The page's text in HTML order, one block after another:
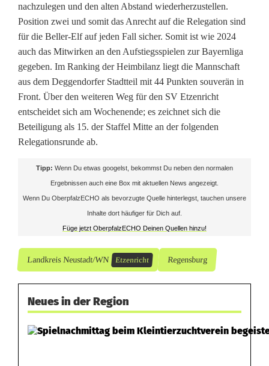
ä
h
e
r
nachzulegen und den alten Abstand wiederherzustellen.
Position zwei und somit das Anrecht auf die Relegation sind
für die Beller-Elf auf jeden Fall sicher. Somit ist wie 2024
auch das Mitwirken an den Aufstiegsspielen zur Bayernliga
gegeben. Im Ranking der Heimbilanz liegt die Mannschaft
aus dem Deggendorfer Stadtteil mit 44 Punkten souverän in
Front. Über den weiteren Weg für den SV Etzenricht
entscheidet sich am Wochenende; es zeichnet sich die
Beteiligung als 15. der Staffel Mitte an der folgenden
Relegationsrunde ab.
Tipp: Wenn Du etwas googelst, bekommst Du neben den normalen
Ergebnissen auch eine Box mit aktuellen News angezeigt.
Wenn Du OberpfalzECHO als bevorzugte Quelle hinterlegst, tauchen unsere
Inhalte dort häufiger für Dich auf.
Füge jetzt OberpfalzECHO Deinen Quellen hinzu!
Landkreis Neustadt/WN Etzenricht Regensburg
Neues in der Region